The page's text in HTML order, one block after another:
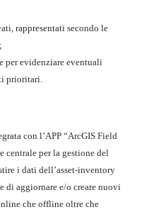
rappresentati secondo le
per evidenziare eventuali
prioritari.
con l’APP “ArcGIS Field
centrale per la gestione del
i dati dell’asset-inventory
di aggiornare e/o creare nuovi
che offline oltre che